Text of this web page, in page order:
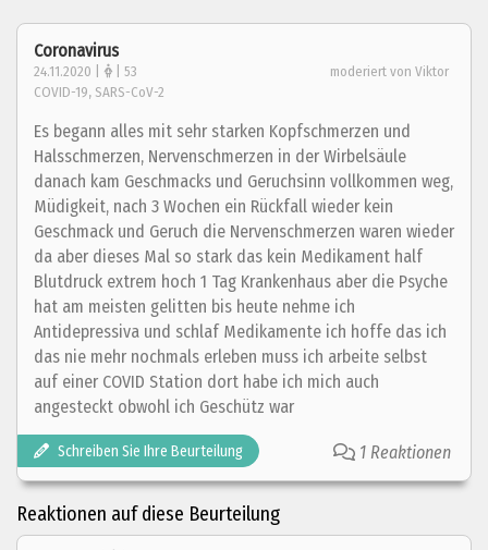
Coronavirus
24.11.2020 | | 53
moderiert von Viktor
COVID-19, SARS-CoV-2
Es begann alles mit sehr starken Kopfschmerzen und
Halsschmerzen, Nervenschmerzen in der Wirbelsäule
danach kam Geschmacks und Geruchsinn vollkommen weg,
Müdigkeit, nach 3 Wochen ein Rückfall wieder kein
Geschmack und Geruch die Nervenschmerzen waren wieder
da aber dieses Mal so stark das kein Medikament half
Blutdruck extrem hoch 1 Tag Krankenhaus aber die Psyche
hat am meisten gelitten bis heute nehme ich
Antidepressiva und schlaf Medikamente ich hoffe das ich
das nie mehr nochmals erleben muss ich arbeite selbst
auf einer COVID Station dort habe ich mich auch
angesteckt obwohl ich Geschütz war
Schreiben Sie Ihre Beurteilung 1 Reaktionen
Reaktionen auf diese Beurteilung